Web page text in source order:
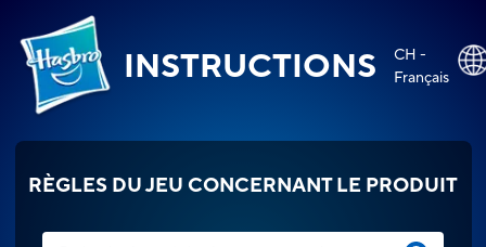
INSTRUCTIONS
CH -
Français
RÈGLES DU JEU CONCERNANT LE PRODUIT